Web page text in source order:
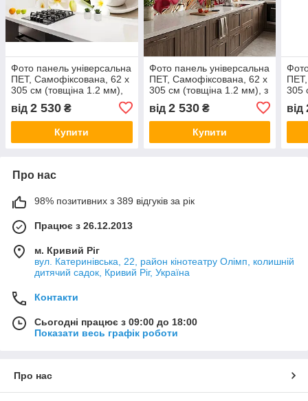
Фото панель універсальна
ПЕТ, Самофіксована, 62 х
305 см (товщіна 1.2 мм),
від 2 530 ₴
Купити
Фото панель універсальна
ПЕТ, Самофіксована, 62 х
305 см (товщіна 1.2 мм), з
від 2 530₴
Купити
305
від
Про нас
98% позитивних з 389 відгуків за рік
Працює з 26.12.2013
м. Кривий Ріг
вул. Катеринівська, 22, район кінотеатру Олімп, колишній
дитячий садок, Кривий Ріг, Україна
Контакти
Сьогодні працює з 09:00 до 18:00
Показати весь графік роботи
Про нас